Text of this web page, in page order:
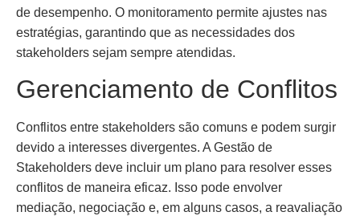
de desempenho. O monitoramento permite ajustes nas
estratégias, garantindo que as necessidades dos
stakeholders sejam sempre atendidas.
Gerenciamento de Conflitos
Conflitos entre stakeholders são comuns e podem surgir
devido a interesses divergentes. A Gestão de
Stakeholders deve incluir um plano para resolver esses
conflitos de maneira eficaz. Isso pode envolver
mediação, negociação e, em alguns casos, a reavaliação